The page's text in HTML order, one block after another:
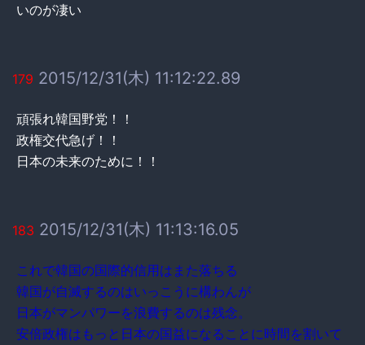
いのが凄い
179 2015/12/31(木) 11:12:22.89
頑張れ韓国野党！！
政権交代急げ！！
日本の未来のために！！
183 2015/12/31(木) 11:13:16.05
これで韓国の国際的信用はまた落ちる
韓国が自滅するのはいっこうに構わんが
日本がマンパワーを浪費するのは残念。
安倍政権はもっと日本の国益になることに時間を割いて